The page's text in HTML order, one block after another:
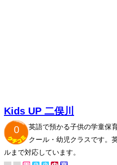
Kids UP 二俣川
0
英語で預かる子供の学童保
クール・幼児クラスです。
ルまで対応しています。